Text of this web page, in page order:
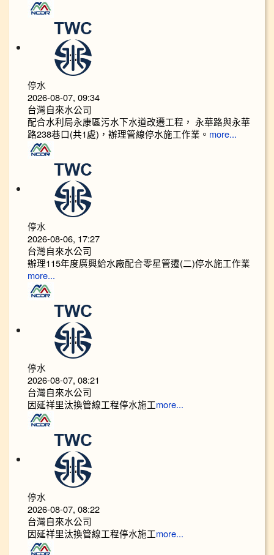
停水
2026-08-07, 09:34
台灣自來水公司
配合水利局永康區污水下水道改遷工程， 永華路與永華
路238巷口(共1處)，辦理管線停水施工作業。 more...
停水
2026-08-06, 17:27
台灣自來水公司
辦理115年度廣興給水廠配合零星管遷(二)停水施工作業
more...
停水
2026-08-07, 08:21
台灣自來水公司
因延祥里汰換管線工程停水施工more...
停水
2026-08-07, 08:22
台灣自來水公司
因延祥里汰換管線工程停水施工more...